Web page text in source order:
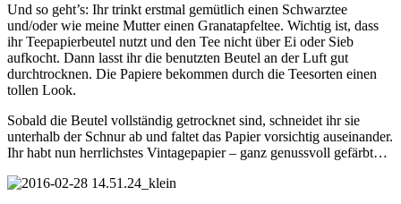
Und so geht’s: Ihr trinkt erstmal gemütlich einen Schwarztee
und/oder wie meine Mutter einen Granatapfeltee. Wichtig ist, dass
ihr Teepapierbeutel nutzt und den Tee nicht über Ei oder Sieb
aufkocht. Dann lasst ihr die benutzten Beutel an der Luft gut
durchtrocknen. Die Papiere bekommen durch die Teesorten einen
tollen Look.
Sobald die Beutel vollständig getrocknet sind, schneidet ihr sie
unterhalb der Schnur ab und faltet das Papier vorsichtig auseinander.
Ihr habt nun herrlichstes Vintagepapier – ganz genussvoll gefärbt…